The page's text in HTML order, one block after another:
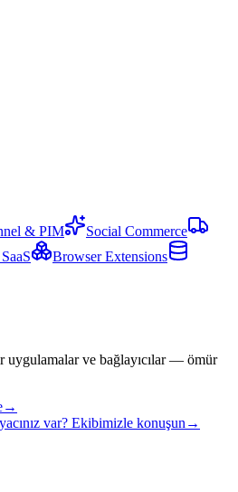
& PIM
Social Commerce
Browser Extensions
uygulamalar ve bağlayıcılar — ömür
→
var? Ekibimizle konuşun →